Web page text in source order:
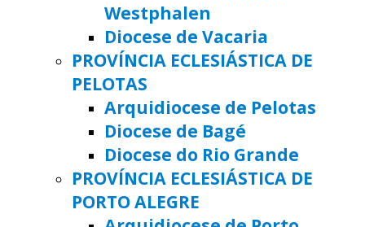
Westphalen
Diocese de Vacaria
PROVÍNCIA ECLESIÁSTICA DE
PELOTAS
Arquidiocese de Pelotas
Diocese de Bagé
Diocese do Rio Grande
PROVÍNCIA ECLESIÁSTICA DE
PORTO ALEGRE